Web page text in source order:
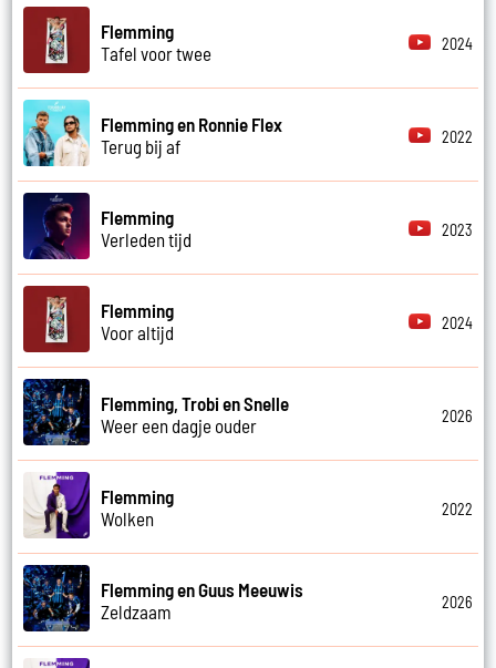
Flemming
Tafel voor twee
2024
Flemming en Ronnie Flex
Terug bij af
2022
Flemming
Verleden tijd
2023
Flemming
Voor altijd
2024
Flemming, Trobi en Snelle
Weer een dagje ouder
2026
Flemming
Wolken
2022
Flemming en Guus Meeuwis
Zeldzaam
2026